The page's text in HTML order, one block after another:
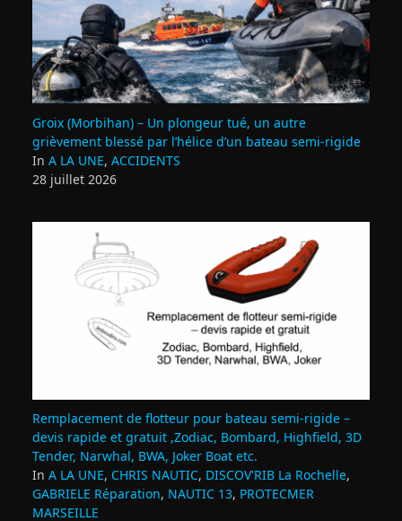
Groix (Morbihan) – Un plongeur tué, un autre
grièvement blessé par l’hélice d’un bateau semi-rigide
In A LA UNE, ACCIDENTS
28 juillet 2026
Remplacement de flotteur pour bateau semi‑rigide –
devis rapide et gratuit ,Zodiac, Bombard, Highfield, 3D
Tender, Narwhal, BWA, Joker Boat etc.
In A LA UNE, CHRIS NAUTIC, DISCOV'RIB La Rochelle,
GABRIELE Réparation, NAUTIC 13, PROTECMER
MARSEILLE